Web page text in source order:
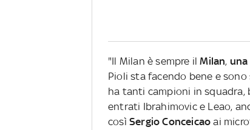
"Il Milan è sempre ilMilan,
Pioli sta facendo bene e
ha tanti campioni in squadra,
entrati Ibrahimovic e Leao,
così Sergio Conceicao ai